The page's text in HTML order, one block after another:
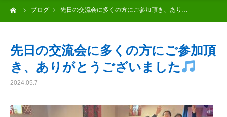
ブログ 先日の交流会に多くの方にご参加頂き、あり…
先日の交流会に多くの方にご参加頂
き、ありがとうございました
2024.05.7
授講料